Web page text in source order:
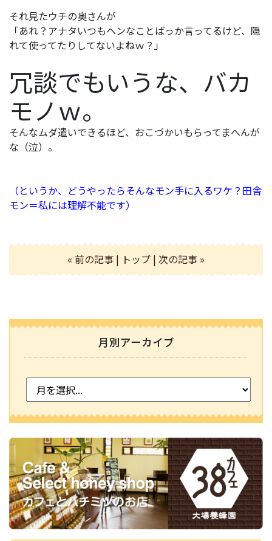
それ見たウチの奥さんが
「あれ？アナタいつもヘンなことばっか言ってるけど、隠
れて使ってたりしてないよねｗ？」
冗談でもいうな、バカ
モノｗ。
そんなムダ遣いできるほど、おこづかいもらってまへんが
な（泣）。
（というか、どうやったらそんなモン手に入るワケ？田舎
モン＝私には理解不能です）
« 前の記事 | トップ | 次の記事 »
月別アーカイブ